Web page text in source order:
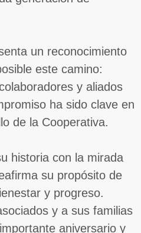
un reconocimiento
este camino:
y aliados
ha sido clave en
de la Cooperativa.
historia con la mirada
su propósito de
y progreso.
y a sus familias
aniversario y